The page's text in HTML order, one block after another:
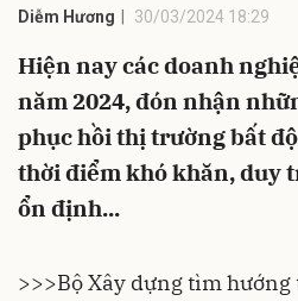
Diễm Hương 30/03/2024 18:29
Hiện nay các doanh
năm 2024, đón nhận
phục hồi thị trường bất
thời điểm khó khăn, duy
ổn định...
>>>Bộ Xây dựng tìm hướng